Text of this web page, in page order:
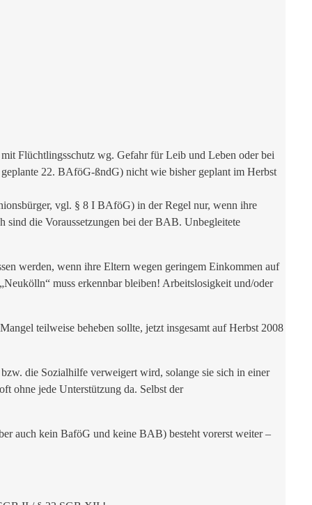
Flüchtlingsschutz wg. Gefahr für Leib und Leben oder bei
22. BAföG-ßndG) nicht wie bisher geplant im Herbst
vgl. § 8 I BAföG) in der Regel nur, wenn ihre
sind die Voraussetzungen bei der BAB. Unbegleitete
werden, wenn ihre Eltern wegen geringem Einkommen auf
muss erkennbar bleiben! Arbeitslosigkeit und/oder
teilweise beheben sollte, jetzt insgesamt auf Herbst 2008
die Sozialhilfe verweigert wird, solange sie sich in einer
ohne jede Unterstützung da. Selbst der
auch kein BaföG und keine BAB) besteht vorerst weiter –